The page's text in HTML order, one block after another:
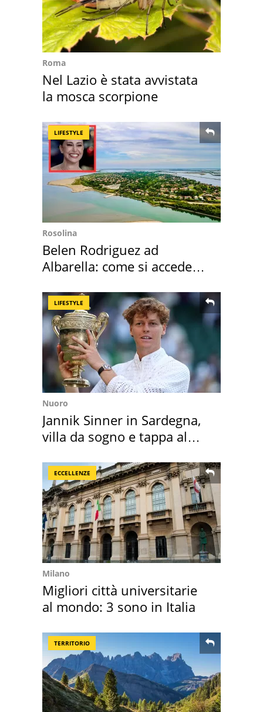
Roma
Nel Lazio è stata avvistata
la mosca scorpione
LIFESTYLE
Rosolina
Belen Rodriguez ad
Albarella: come si accede
LIFESTYLE
Nuoro
Jannik Sinner in Sardegna,
villa da sogno e tappa al
ECCELLENZE
Milano
Migliori città universitarie
al mondo: 3 sono in Italia
TERRITORIO